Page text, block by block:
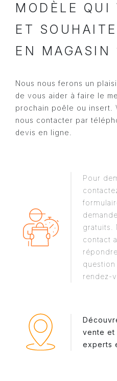
MODÈLE QUI
ET
EN MAGASIN
Nous nous ferons un
de vous aider à faire le
prochain poêle ou insert.
nous contacter par
devis en ligne.
Pour
gratuits.
contact
rendez-
vente et
experts